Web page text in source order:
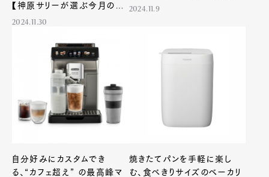
【神原サリーが選ぶ今月の家
電】
2024.11.30
2024.11.9
自分好みにカスタムでき
る、“カフェ超え” の最高峰マ
焼きたてパンを手軽に楽し
む、食べきりサイズのベーカリ